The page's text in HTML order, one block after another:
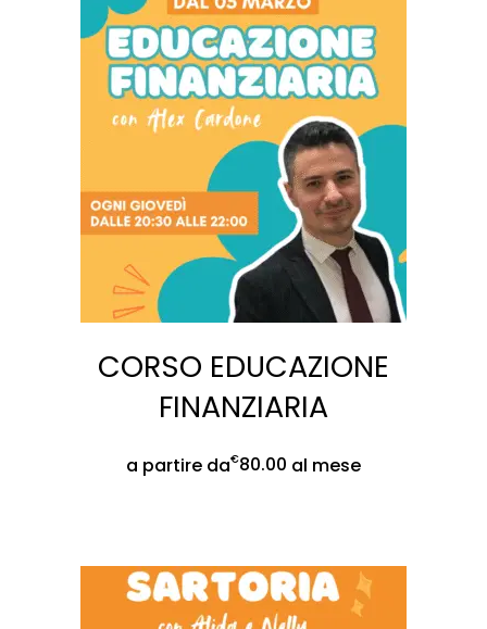
a partire da€80.00 al mese
CORSO EDUCAZIONE
FINANZIARIA